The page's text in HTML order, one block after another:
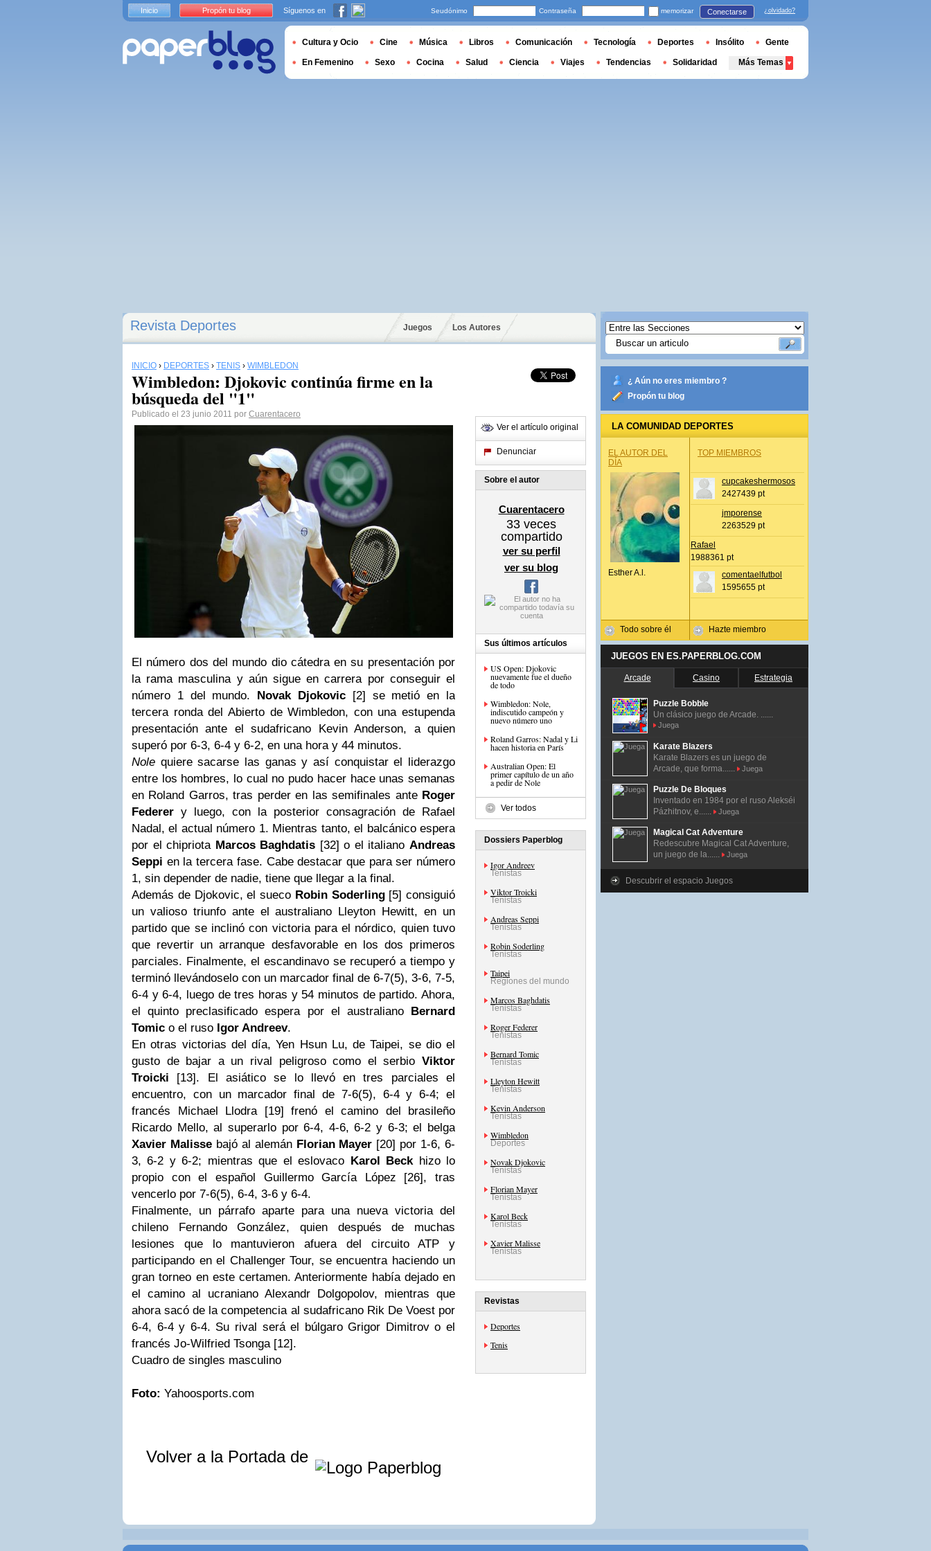
Revista Deportes Juegos Los Autores
INICIO › DEPORTES › TENIS › WIMBLEDON
Wimbledon: Djokovic continúa firme en la
búsqueda del "1"
Publicado el 23 junio 2011 por Cuarentacero
El número dos del mundo dio cátedra en su presentación por
la rama masculina y aún sigue en carrera por conseguir el
número 1 del mundo. Novak Djokovic [2] se metió en la
tercera ronda del Abierto de Wimbledon, con una estupenda
presentación ante el sudafricano Kevin Anderson, a quien
superó por 6-3, 6-4 y 6-2, en una hora y 44 minutos.
Nole quiere sacarse las ganas y así conquistar el liderazgo
entre los hombres, lo cual no pudo hacer hace unas semanas
en Roland Garros, tras perder en las semifinales ante Roger
Federer y luego, con la posterior consagración de Rafael
Nadal, el actual número 1. Mientras tanto, el balcánico espera
por el chipriota Marcos Baghdatis [32] o el italiano Andreas
Seppi en la tercera fase. Cabe destacar que para ser número
1, sin depender de nadie, tiene que llegar a la final.
Además de Djokovic, el sueco Robin Soderling[5] consiguió
un valioso triunfo ante el australiano Lleyton Hewitt, en un
partido que se inclinó con victoria para el nórdico, quien tuvo
que revertir un arranque desfavorable en los dos primeros
parciales. Finalmente, el escandinavo se recuperó a tiempo y
terminó llevándoselo con un marcador final de 6-7(5), 3-6, 7-5,
6-4 y 6-4, luego de tres horas y 54 minutos de partido. Ahora,
el quinto preclasificado espera por el australiano Bernard
Tomic o el ruso Igor Andreev.
En otras victorias del día, Yen Hsun Lu, de Taipei, se dio el
gusto de bajar a un rival peligroso como el serbio Viktor
Troicki [13]. El asiático se lo llevó en tres parciales el
encuentro, con un marcador final de 7-6(5), 6-4 y 6-4; el
francés Michael Llodra [19] frenó el camino del brasileño
Ricardo Mello, al superarlo por 6-4, 4-6, 6-2 y 6-3; el belga
Xavier Malissebajó al alemán Florian Mayer [20] por 1-6, 6-
3, 6-2 y 6-2; mientras que el eslovaco Karol Beck hizo lo
propio con el español Guillermo García López [26], tras
vencerlo por 7-6(5), 6-4, 3-6 y 6-4.
Finalmente, un párrafo aparte para una nueva victoria del
chileno Fernando González, quien después de muchas
lesiones que lo mantuvieron afuera del circuito ATP y
participando en el Challenger Tour, se encuentra haciendo un
gran torneo en este certamen. Anteriormente había dejado en
el camino al ucraniano Alexandr Dolgopolov, mientras que
ahora sacó de la competencia al sudafricano Rik De Voest por
6-4, 6-4 y 6-4. Su rival será el búlgaro Grigor Dimitrov o el
francés Jo-Wilfried Tsonga [12].
Cuadro de singles masculino
Foto: Yahoosports.com
Volver a la Portada de
Ver el artículo original
Denunciar
Sobre el autor
Cuarentacero
33 veces
compartido
ver su perfil
ver su blog
Sus últimos artículos
US Open: Djokovic
nuevamente fue el dueño
de todo
Wimbledon: Nole,
indiscutido campeón y
nuevo número uno
Roland Garros: Nadal y Li
hacen historia en París
Australian Open: El
primer capítulo de un año
a pedir de Nole
Ver todos
Dossiers Paperblog
Igor Andreev
Tenistas
Viktor Troicki
Tenistas
Andreas Seppi
Tenistas
Robin Soderling
Tenistas
Taipei
Regiones del mundo
Marcos Baghdatis
Tenistas
Roger Federer
Tenistas
Bernard Tomic
Tenistas
Lleyton Hewitt
Tenistas
Kevin Anderson
Tenistas
Wimbledon
Deportes
Novak Djokovic
Tenistas
Florian Mayer
Tenistas
Karol Beck
Tenistas
Xavier Malisse
Tenistas
Revistas
Deportes
Tenis
¿ Aún no eres miembro ?
Propón tu blog
LA COMUNIDAD DEPORTES
EL AUTOR DEL
DÍA
Esther A.l.
Todo sobre él
TOP MIEMBROS
cupcakeshermosos
2427439 pt
jmporense
2263529 pt
Rafael
1988361 pt
comentaelfutbol
1595655 pt
Hazte miembro
JUEGOS EN ES.PAPERBLOG.COM
Arcade Casino Estrategia
Puzzle Bobble
Un clásico juego de Arcade. ......
Juega
Karate Blazers
Karate Blazers es un juego de
Arcade, que forma......
Juega
Puzzle De Bloques
Inventado en 1984 por el ruso Alekséi
Pázhitnov, e......
Juega
Magical Cat Adventure
Redescubre Magical Cat Adventure,
un juego de la......
Juega
Descubrir el espacio Juegos
Inicio Propón tu blog Síguenos en Seudónimo Contraseña memorizar Conectarse ¿olvidado?
Cultura y Ocio Cine Música Libros Comunicación Tecnología Deportes Insólito Gente
En Femenino Sexo Cocina Salud Ciencia Viajes Tendencias Solidaridad Más Temas